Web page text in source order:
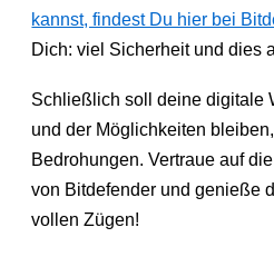
kannst, findest Du hier bei
Dich: viel Sicherheit und dies
Schließlich soll deine digitale
und der Möglichkeiten
Bedrohungen. Vertraue auf
von Bitdefender und genieße
vollen Zügen!